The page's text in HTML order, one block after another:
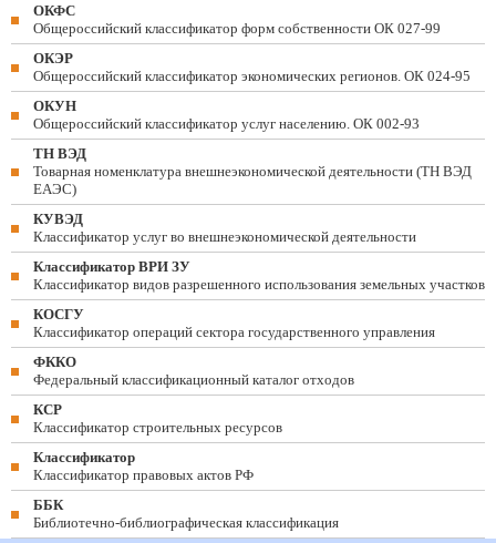
ОКФС
Общероссийский классификатор форм собственности ОК 027-99
ОКЭР
Общероссийский классификатор экономических регионов. ОК 024-95
ОКУН
Общероссийский классификатор услуг населению. ОК 002-93
ТН ВЭД
Товарная номенклатура внешнеэкономической деятельности (ТН ВЭД
ЕАЭС)
КУВЭД
Классификатор услуг во внешнеэкономической деятельности
Классификатор ВРИ ЗУ
Классификатор видов разрешенного использования земельных участков
КОСГУ
Классификатор операций сектора государственного управления
ФККО
Федеральный классификационный каталог отходов
КСР
Классификатор строительных ресурсов
Классификатор
Классификатор правовых актов РФ
ББК
Библиотечно-библиографическая классификация